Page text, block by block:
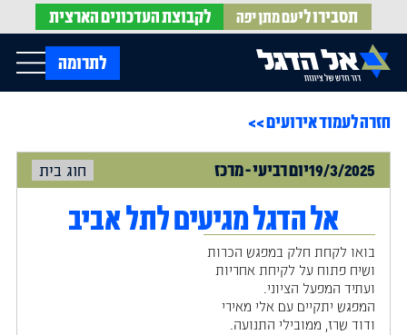
תסבירו ליעם מתן יפה לקבוצתהעדכונים הארצית
בית
עלינו
אירועים
חדשות אל הדגל
Open Submenu
עדכונים מהשטח
הופעות בתקשורת
חוק אל הדגל
חמ"ל הגיוס
צרו קשר
EN
לתרומה Menu
חזרה לעמוד אירועים >>
19/3/2025יוםרביעי-מרכז חוג בית
אל הדגל מגיעים לתל אביב
בואו לקחת חלק במפגש הכרות
ושיח פתוח על לקיחת אחריות
ועתיד המפעל הציוני.
המפגש יתקיים עם אלי מאירי
ודוד שרז, ממובילי התנועה.